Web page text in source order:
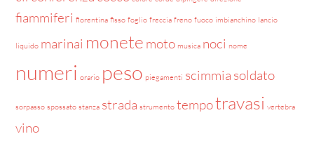
fiammiferi fiorentina fisso foglio freccia freno fuoco imbianchino lancio
liquido marinai monete moto musica noci nome
numeri orario peso piegamenti scimmia soldato
sorpasso spossato stanza strada strumento tempotravasi vertebra
vino